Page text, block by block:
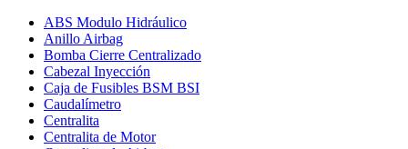
ABS Modulo Hidráulico
Anillo Airbag
Bomba Cierre Centralizado
Cabezal Inyección
Caja de Fusibles BSM BSI
Caudalímetro
Centralita
Centralita de Motor